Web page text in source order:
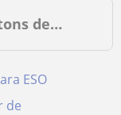
de…
ESO
de